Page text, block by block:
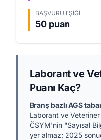
BAŞVURU EŞIĞI
50 puan
Laborant ve
Puanı Kaç?
Branş bazlı AGS
Laborant ve Veteriner
ÖSYM'nin "Sayısal
yer almaz; 2025